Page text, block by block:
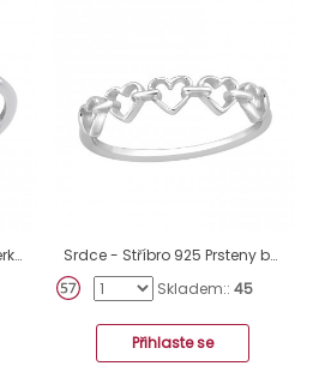
Otevřený s hvězdami - Šperkovní Stříbro 925 Prsteny Bez Kamenů A4S48644
Srdce - Stříbro 925 Prsteny bez kamenů A4S45951
Skladem:: 45
Přihlaste se